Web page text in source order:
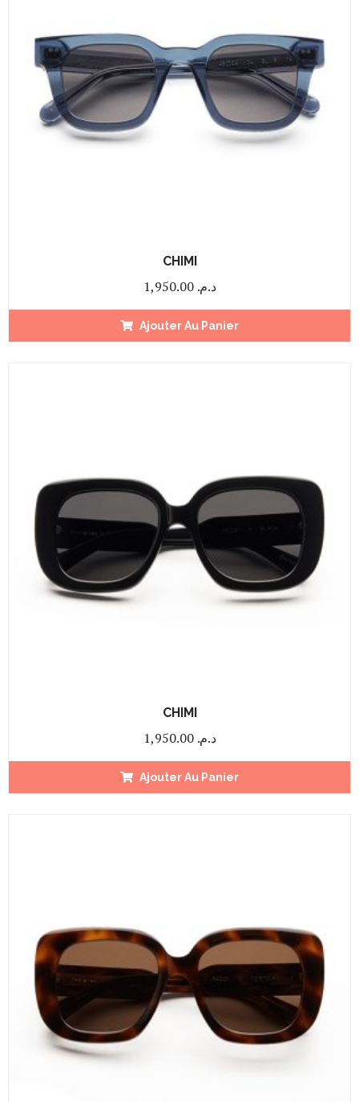
CHIMI
د.م. 1,950.00
Ajouter Au Panier
CHIMI
د.م. 1,950.00
Ajouter Au Panier